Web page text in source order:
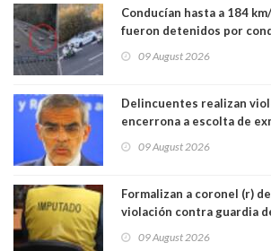
Conducían hasta a 184
fueron detenidos por
09 August 2026
Delincuentes realizan
encerrona a escolta de
Lo Espejo
09 August 2026
Formalizan a coronel (r)
violación contra guardia
09 August 2026